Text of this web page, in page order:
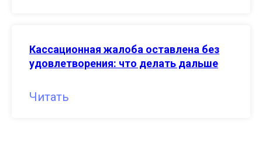
Кассационная жалоба оставлена без
удовлетворения: что делать дальше
Читать